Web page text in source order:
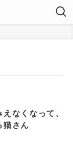
なくなって、
猫さん